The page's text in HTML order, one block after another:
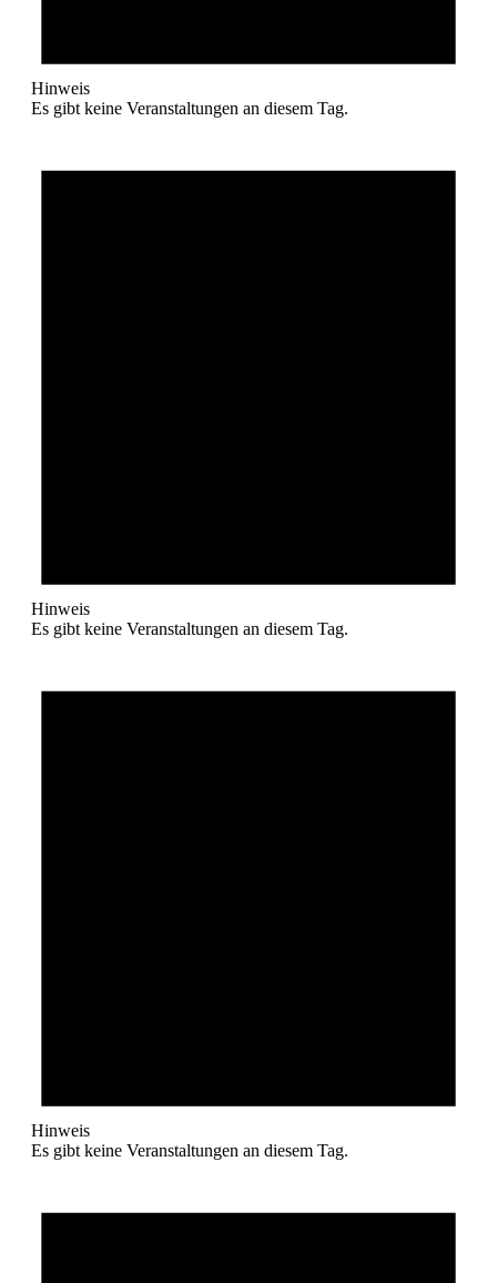
Hinweis
Es gibt keine Veranstaltungen an diesem Tag.
Hinweis
Es gibt keine Veranstaltungen an diesem Tag.
Hinweis
Es gibt keine Veranstaltungen an diesem Tag.